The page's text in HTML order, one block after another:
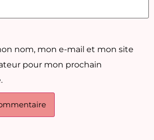
nom, mon e-mail et mon site
pour mon prochain